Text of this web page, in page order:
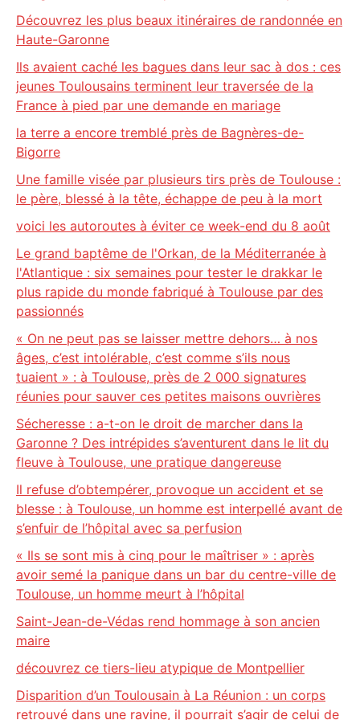
Découvrez les plus beaux itinéraires de randonnée en
Haute-Garonne
Ils avaient caché les bagues dans leur sac à dos : ces
jeunes Toulousains terminent leur traversée de la
France à pied par une demande en mariage
la terre a encore tremblé près de Bagnères-de-
Bigorre
Une famille visée par plusieurs tirs près de Toulouse :
le père, blessé à la tête, échappe de peu à la mort
voici les autoroutes à éviter ce week-end du 8 août
Le grand baptême de l'Orkan, de la Méditerranée à
l'Atlantique : six semaines pour tester le drakkar le
plus rapide du monde fabriqué à Toulouse par des
passionnés
« On ne peut pas se laisser mettre dehors… à nos
âges, c’est intolérable, c’est comme s’ils nous
tuaient » : à Toulouse, près de 2 000 signatures
réunies pour sauver ces petites maisons ouvrières
Sécheresse : a-t-on le droit de marcher dans la
Garonne ? Des intrépides s’aventurent dans le lit du
fleuve à Toulouse, une pratique dangereuse
Il refuse d’obtempérer, provoque un accident et se
blesse : à Toulouse, un homme est interpellé avant de
s’enfuir de l’hôpital avec sa perfusion
« Ils se sont mis à cinq pour le maîtriser » : après
avoir semé la panique dans un bar du centre-ville de
Toulouse, un homme meurt à l’hôpital
Saint-Jean-de-Védas rend hommage à son ancien
maire
découvrez ce tiers-lieu atypique de Montpellier
Disparition d’un Toulousain à La Réunion : un corps
retrouvé dans une ravine, il pourrait s’agir de celui de